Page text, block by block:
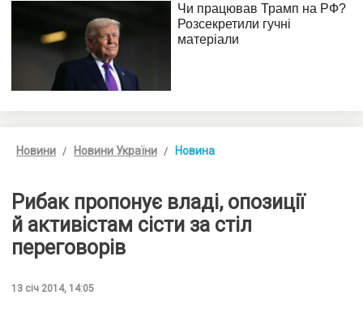
Новини Новини України Новина
Рибак пропонує владі, опозиції
й активістам сісти за стіл
переговорів
13 січ 2014, 14:05